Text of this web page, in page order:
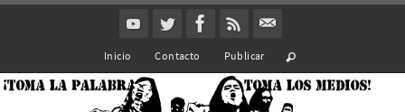
Inicio Contacto Publicar